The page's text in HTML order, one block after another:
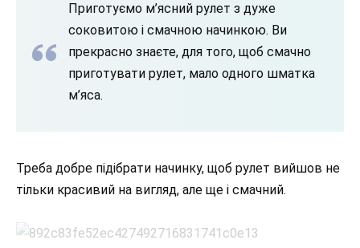
Приготуємо м’ясний рулет з дуже
соковитою і смачною начинкою. Ви
прекрасно знаєте, для того, щоб смачно
приготувати рулет, мало одного шматка
м’яса.
Треба добре підібрати начинку, щоб рулет вийшов не
тільки красивий на вигляд, але ще і смачний.